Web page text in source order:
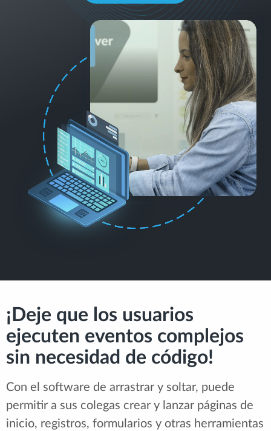
¡Deje que los usuarios
ejecuten eventos complejos
sin necesidad de código!
Con el software de arrastrar y soltar, puede
permitir a sus colegas crear y lanzar páginas de
inicio, registros, formularios y otras herramientas